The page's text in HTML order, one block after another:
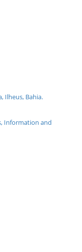
Ilheus, Bahia.
Information and